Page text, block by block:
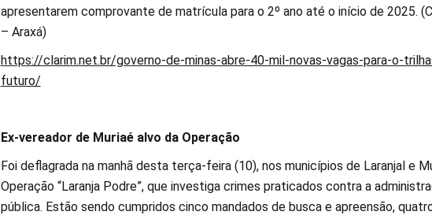
apresentarem comprovante de matrícula para o 2º ano até o início de 2025.
– Araxá)
https://clarim.net.br/governo-de-minas-abre-40-mil-novas-vagas-para-o-
futuro/
Ex-vereador de Muriaé alvo da Operação
Foi deflagrada na manhã desta terça-feira (10), nos municípios de Laranjal e
Operação “Laranja Podre”, que investiga crimes praticados contra a
pública. Estão sendo cumpridos cinco mandados de busca e apreensão,